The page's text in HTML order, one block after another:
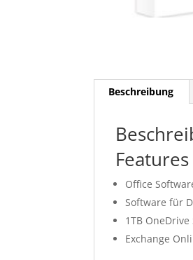
Beschreibung
Features
Office
Software für
1TB
Exchange